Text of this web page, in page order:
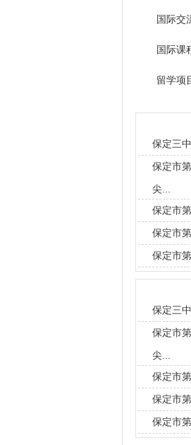
国际交
国际课
留学项
保定三
保定市
尖...
保定市
保定市
保定市
保定三
保定市
尖...
保定市
保定市
保定市